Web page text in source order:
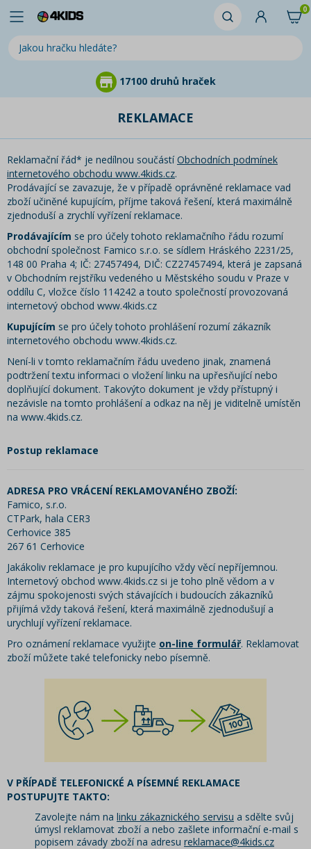
0
17100 druhů hraček
REKLAMACE
Reklamační řád* je nedílnou součástíObchodních podmínek
internetového obchodu www.4kids.cz.
Prodávající se zavazuje, že v případě oprávněné reklamace vad
zboží učiněné kupujícím, příjme taková řešení, která maximálně
zjednoduší a zrychlí vyřízení reklamace.
Prodávajícím se pro účely tohoto reklamačního řádu rozumí
obchodní společnost Famico s.r.o. se sídlem Hráského 2231/25,
148 00 Praha 4; IČ: 27457494, DIČ: CZ27457494, která je zapsaná
v Obchodním rejstříku vedeného u Městského soudu v Praze v
oddílu C, vložce číslo 114242 a touto společností provozovaná
internetový obchod www.4kids.cz
Kupujícím se pro účely tohoto prohlášení rozumí zákazník
internetového obchodu www.4kids.cz.
Není-li v tomto reklamačním řádu uvedeno jinak, znamená
podtržení textu informaci o vložení linku na upřesňující nebo
doplňující dokument. Takovýto dokument je vždy přístupný i
nezávisle na tomto prohlášení a odkaz na něj je viditelně umístěn
na www.4kids.cz.
Postup reklamace
ADRESA PRO VRÁCENÍ REKLAMOVANÉHO ZBOŽÍ:
Famico, s.r.o.
CTPark, hala CER3
Cerhovice 385
267 61 Cerhovice
Jakákoliv reklamace je pro kupujícího vždy věcí nepříjemnou.
Internetový obchod www.4kids.cz si je toho plně vědom a v
zájmu spokojenosti svých stávajících i budoucích zákazníků
přijímá vždy taková řešení, která maximálně zjednodušují a
urychlují vyřízení reklamace.
Pro oznámení reklamace využijte on-line formulář. Reklamovat
zboží můžete také telefonicky nebo písemně.
V PŘÍPADĚ TELEFONICKÉ A PÍSEMNÉ REKLAMACE
POSTUPUJTE TAKTO:
Zavolejte nám na linku zákaznického servisu a sdělte svůj
úmysl reklamovat zboží a nebo zašlete informační e-mail s
popisem závady zboží na adresu reklamace@4kids.cz